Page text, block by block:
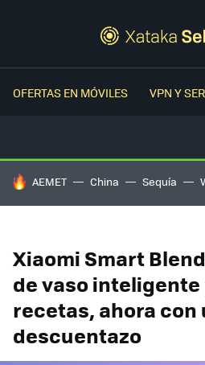
OFERTAS EN MÓVILES VPN Y
HOY SE HABLA DE
AEMET China Sequía
Xiaomi Smart
de vaso
recetas, ahora con
descuentazo